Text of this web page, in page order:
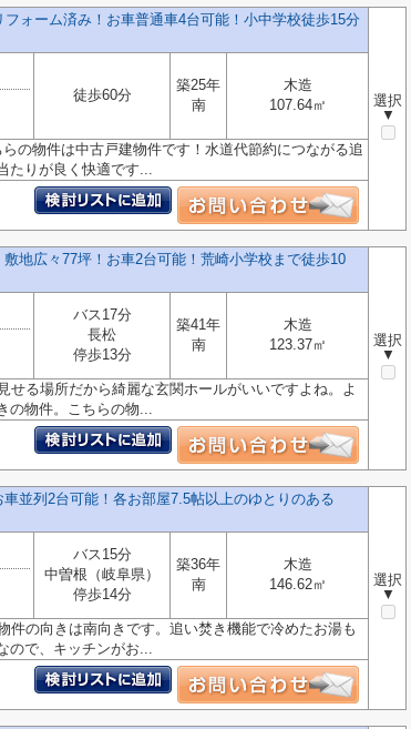
ォーム済み！お車普通車4台可能！小中学校徒歩15分
選択
▼
徒歩60分
築25年
南
木造
107.64㎡
の物件は中古戸建物件です！水道代節約につながる追
たりが良く快適です...
地広々77坪！お車2台可能！荒崎小学校まで徒歩10
選択
▼
バス17分
長松
停歩13分
築41年
南
木造
123.37㎡
る場所だから綺麗な玄関ホールがいいですよね。よ
の物件。こちらの物...
並列2台可能！各お部屋7.5帖以上のゆとりのある
選択
▼
バス15分
中曽根（岐阜県）
停歩14分
築36年
南
木造
146.62㎡
の向きは南向きです。追い焚き機能で冷めたお湯も
ので、キッチンがお...